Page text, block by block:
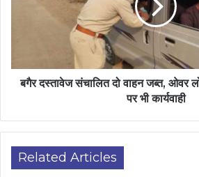
बगैर दस्तावेज संचालित दो वाहन जब्त, ओवर
पर भी कार्यवाही
Related Articles